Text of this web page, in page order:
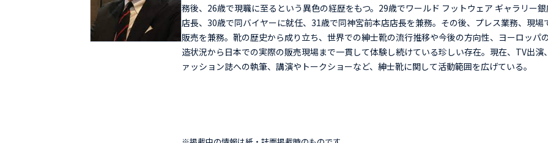
務後、26歳で現職に至るという異色の経歴をもつ。29歳でワールド フットウェア ギャラリー
店長、30歳で同バイヤーに就任、31歳で同神宮前本店店長を兼務。その後、プレス業務、現場
販売を兼務。靴の歴史から成り立ち、世界での紳士靴の流行推移や今後の方向性、ヨーロッパ
造状況から日本での実際の販売現場まで一貫して体験し続けている珍しい存在。現在、TV出演
ァッション誌への執筆、講演やトークショーなど、紳士靴に関して活動範囲を広げている。